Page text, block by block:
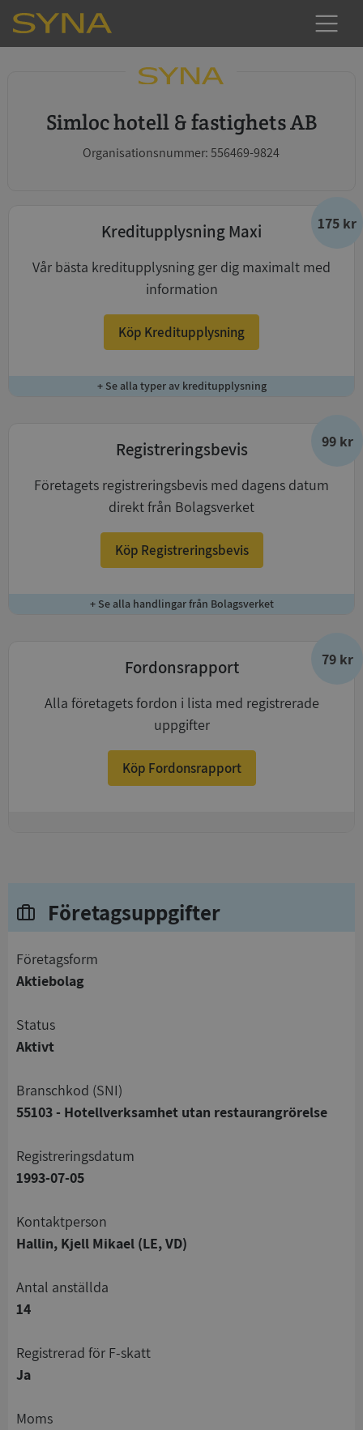
Simloc hotell & fastighets AB
Organisationsnummer: 556469-9824
175 kr
Kreditupplysning Maxi
Vår bästa kreditupplysning ger dig maximalt med
information
Köp Kreditupplysning
+ Se alla typer av kreditupplysning
99 kr
Registreringsbevis
Företagets registreringsbevis med dagens datum
direkt från Bolagsverket
Köp Registreringsbevis
+ Se alla handlingar från Bolagsverket
79 kr
Fordonsrapport
Alla företagets fordon i lista med registrerade
uppgifter
Köp Fordonsrapport
Företagsuppgifter
företagsform
Aktiebolag
status
Aktivt
branschkod (SNI)
55103 - Hotellverksamhet utan restaurangrörelse
registreringsdatum
1993-07-05
Kontaktperson
Hallin, Kjell Mikael (LE, VD)
Antal anställda
14
registrerad för F-skatt
Ja
Moms